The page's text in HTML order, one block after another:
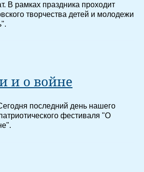
В рамках праздника проходит
творчества детей и молодежи
и о войне
последний день нашего
фестиваля "О